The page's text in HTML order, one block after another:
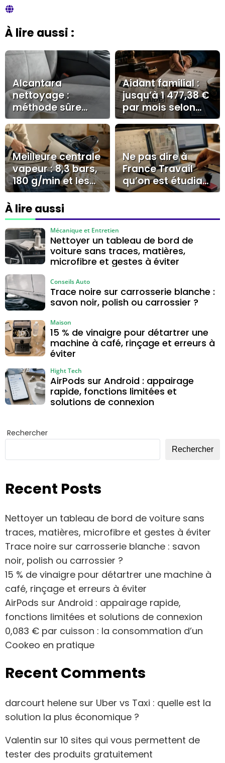
À lire aussi :
Alcantara
nettoyage :
méthode sûre
pour éviter les
auréoles et
préserver la
texture
Aidant familial :
jusqu’à 1 477,38 €
par mois selon
l’AJPA, la PCH ou
le CESU
Meilleure centrale
vapeur : 8,3 bars,
180 g/min et les
erreurs qui
coûtent cher
Ne pas dire à
France Travail
qu’on est étudiant
: le silence qui
allocation
À lire aussi
Nettoyer un tableau de bord de
voiture sans traces, matières,
microfibre et gestes à éviter
Mécanique et Entretien
Trace noire sur carrosserie blanche :
savon noir, polish ou carrossier ?
Conseils Auto
15 % de vinaigre pour détartrer une
machine à café, rinçage et erreurs à
éviter
Maison
AirPods sur Android : appairage
rapide, fonctions limitées et
solutions de connexion
Hight Tech
Rechercher
Rechercher
Recent Posts
Nettoyer un tableau de bord de voiture sans
traces, matières, microfibre et gestes à éviter
Trace noire sur carrosserie blanche : savon
noir, polish ou carrossier ?
15 % de vinaigre pour détartrer une machine à
café, rinçage et erreurs à éviter
AirPods sur Android : appairage rapide,
fonctions limitées et solutions de connexion
0,083 € par cuisson : la consommation d’un
Cookeo en pratique
Recent Comments
darcourt helene sur Uber vs Taxi : quelle est la
solution la plus économique ?
Valentin sur 10 sites qui vous permettent de
tester des produits gratuitement